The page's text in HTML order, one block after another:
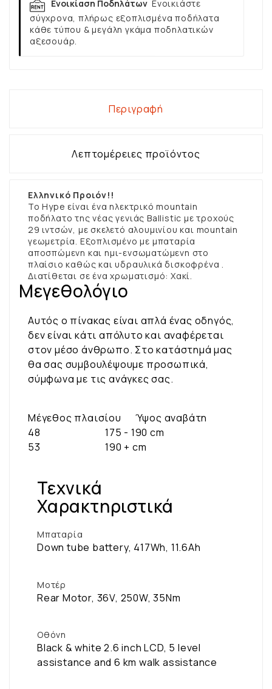
Ενοικίαση Ποδηλάτων Ενοικιάστε
σύγχρονα, πλήρως εξοπλισμένα ποδήλατα
κάθε τύπου & μεγάλη γκάμα ποδηλατικών
αξεσουάρ.
Περιγραφή
Λεπτομέρειες προϊόντος
Ελληνικό Προιόν!!
Το Hype είναι ένα ηλεκτρικό mountain
ποδήλατο της νέας γενιάς Ballistic με τροχούς
29 ιντσών, με σκελετό αλουμινίου και mountain
γεωμετρία. Εξοπλισμένο με μπαταρία
αποσπώμενη και ημι-ενσωματώμενη στο
πλαίσιο καθώς και υδραυλικά δισκοφρένα .
Διατίθεται σε ένα χρωματισμό: Χακί.
Μεγεθολόγιο
Αυτός ο πίνακας είναι απλά ένας οδηγός,
δεν είναι κάτι απόλυτο και αναφέρεται
στον μέσο άνθρωπο. Στο κατάστημά μας
θα σας συμβουλέψουμε προσωπικά,
σύμφωνα με τις ανάγκες σας.
Μέγεθος πλαισίου Ύψος αναβάτη
48 175 - 190 cm
53 190 + cm
Τεχνικά
Χαρακτηριστικά
Μπαταρία
Down tube battery, 417Wh, 11.6Ah
Μοτέρ
Rear Motor, 36V, 250W, 35Nm
Οθόνη
Black & white 2.6 inch LCD, 5 level
assistance and 6 km walk assistance